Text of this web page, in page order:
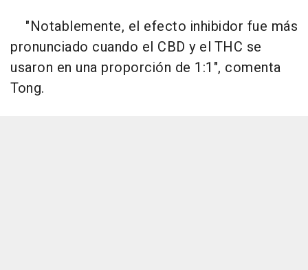
"Notablemente, el efecto inhibidor fue más
pronunciado cuando el CBD y el THC se
usaron en una proporción de 1:1", comenta
Tong.